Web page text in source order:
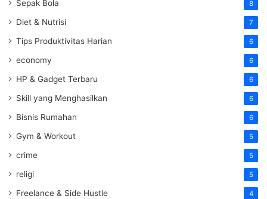
Sepak Bola 8
Diet & Nutrisi 7
Tips Produktivitas Harian 6
economy 6
HP & Gadget Terbaru 6
Skill yang Menghasilkan 6
Bisnis Rumahan 6
Gym & Workout 5
crime 5
religi 5
Freelance & Side Hustle 4